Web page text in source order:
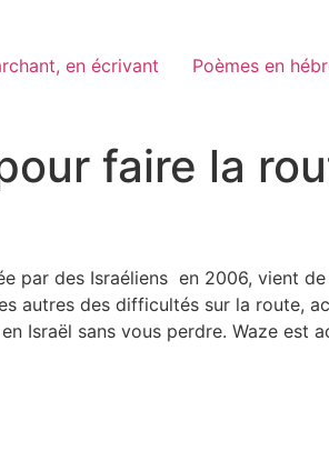
en écrivant Poèmes en
faire la
par des Israéliens en 2006, vient
autres des difficultés sur la route,
Israël sans vous perdre. Waze est